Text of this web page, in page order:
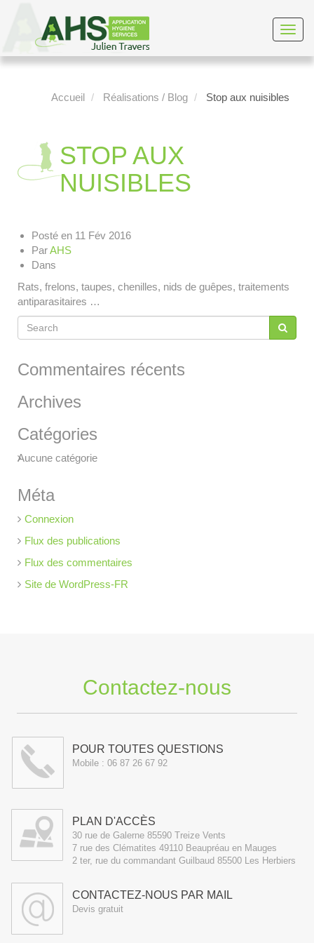
Accueil Réalisations / Blog Stop aux nuisibles
STOP AUX
NUISIBLES
Posté en 11 Fév 2016
ParAHS
Dans
Rats, frelons, taupes, chenilles, nids de guêpes, traitements
antiparasitaires …
Commentaires récents
Archives
Catégories
Aucune catégorie
Méta
Connexion
Flux des publications
Flux des commentaires
Site de WordPress-FR
Contactez-nous
POUR TOUTES QUESTIONS
Mobile : 06 87 26 67 92
PLAN D'ACCÈS
30 rue de Galerne 85590 Treize Vents
7 rue des Clématites 49110 Beaupréau en Mauges
2 ter, rue du commandant Guilbaud 85500 Les Herbiers
CONTACTEZ-NOUS PAR MAIL
Devis gratuit